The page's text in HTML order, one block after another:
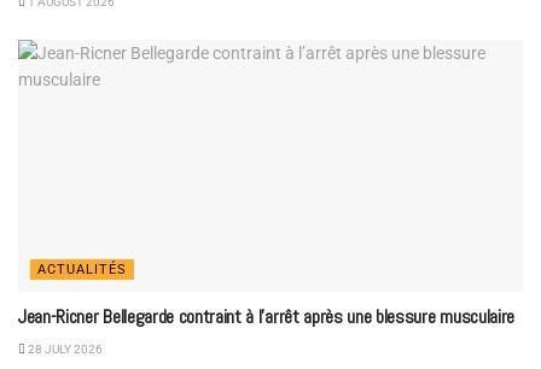
ACTUALITÉS
Jean-Ricner Bellegarde contraint à l’arrêt après une blessure musculaire
28 JULY 2026